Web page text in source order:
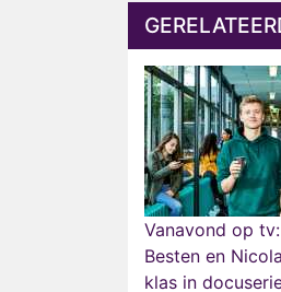
Vanavond op
Besten en
klas in